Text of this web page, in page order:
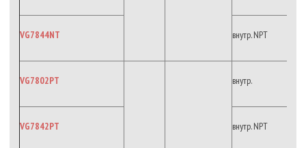
VG7844NT внутр. NPT
VG7802PT внутр.
VG7842PT внутр. NPT